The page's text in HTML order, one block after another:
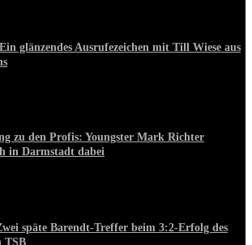
glänzendes Ausrufezeichen mit Till Wiese aus
zu den Profis: Youngster Mark Richter
in Darmstadt dabei
späte Barendt-Treffer beim 3:2-Erfolg des
TSB